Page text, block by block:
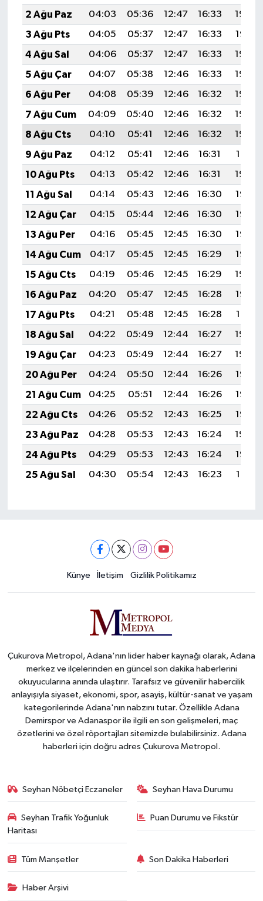
2 Ağu Paz
04:03 05:36 12:47 16:33
19:48
3 Ağu Pts
04:05 05:37 12:47 16:33
19:47
4 Ağu Sal
04:06 05:37 12:47 16:33
19:46
5 Ağu Çar
04:07 05:38 12:46 16:33
19:45
6 Ağu Per
04:08 05:39 12:46 16:32
19:44
7 Ağu Cum
04:09 05:40 12:46 16:32
19:43
8 Ağu Cts
04:10 05:41 12:46 16:32
19:42
9 Ağu Paz
04:12 05:41 12:46 16:31
19:41
10 Ağu Pts
04:13 05:42 12:46 16:31
19:39
11 Ağu Sal
04:14 05:43 12:46 16:30
19:38
12 Ağu Çar
04:15 05:44 12:46 16:30
19:37
13 Ağu Per
04:16 05:45 12:45 16:30
19:36
14 Ağu Cum
04:17 05:45 12:45 16:29
19:35
15 Ağu Cts
04:19 05:46 12:45 16:29
19:34
16 Ağu Paz
04:20 05:47 12:45 16:28
19:33
17 Ağu Pts
04:21 05:48 12:45 16:28
19:31
18 Ağu Sal
04:22 05:49 12:44 16:27
19:30
19 Ağu Çar
04:23 05:49 12:44 16:27
19:29
20 Ağu Per
04:24 05:50 12:44 16:26
19:28
21 Ağu Cum
04:25 05:51 12:44 16:26
19:26
22 Ağu Cts
04:26 05:52 12:43 16:25
19:25
23 Ağu Paz
04:28 05:53 12:43 16:24
19:24
24 Ağu Pts
04:29 05:53 12:43 16:24
19:22
25 Ağu Sal
04:30 05:54 12:43 16:23 19:21
Künye İletişim Gizlilik Politikamız
Çukurova Metropol, Adana'nın lider haber kaynağı olarak, Adana
merkez ve ilçelerinden en güncel son dakika haberlerini
okuyucularına anında ulaştırır. Tarafsız ve güvenilir habercilik
anlayışıyla siyaset, ekonomi, spor, asayiş, kültür-sanat ve yaşam
kategorilerinde Adana'nın nabzını tutar. Özellikle Adana
Demirspor ve Adanaspor ile ilgili en son gelişmeleri, maç
özetlerini ve özel röportajları sitemizde bulabilirsiniz. Adana
haberleri için doğru adres Çukurova Metropol.
Seyhan Nöbetçi Eczaneler Seyhan Hava Durumu
Seyhan Trafik Yoğunluk
Haritası
Puan Durumu ve Fikstür
Tüm Manşetler Son Dakika Haberleri
Haber Arşivi